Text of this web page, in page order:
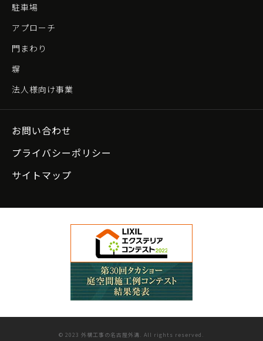
駐車場
アプローチ
門まわり
塀
法人様向け事業
お問い合わせ
プライバシーポリシー
サイトマップ
© 2023 外構工事の名古屋外溝. All rights reserved.